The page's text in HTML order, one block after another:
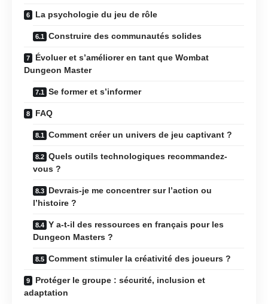
La psychologie du jeu de rôle
Construire des communautés solides
Évoluer et s’améliorer en tant que Wombat
Dungeon Master
Se former et s’informer
FAQ
Comment créer un univers de jeu captivant ?
Quels outils technologiques recommandez-
vous ?
Devrais-je me concentrer sur l’action ou
l’histoire ?
Y a-t-il des ressources en français pour les
Dungeon Masters ?
Comment stimuler la créativité des joueurs ?
Protéger le groupe : sécurité, inclusion et
adaptation